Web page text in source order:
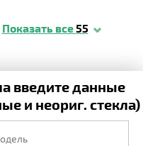
Показать все55
введите данные
и неориг. стекла)